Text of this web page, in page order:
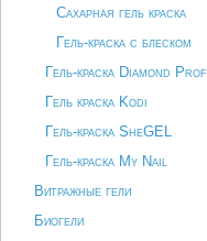
Сахарная гель краска
Гель-краска с блеском
Гель-краска Diamond Prof
Гель краска Kodi
Гель-краска SheGEL
Гель-краска My Nail
Витражные гели
Биогели